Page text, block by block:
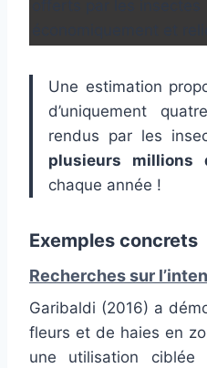
Une estimation
d’uniquement
rendus par les
plusieurs millions
chaque année !
Exemples concrets
Recherches sur
Garibaldi (2016) a
fleurs et de haies en
une utilisation